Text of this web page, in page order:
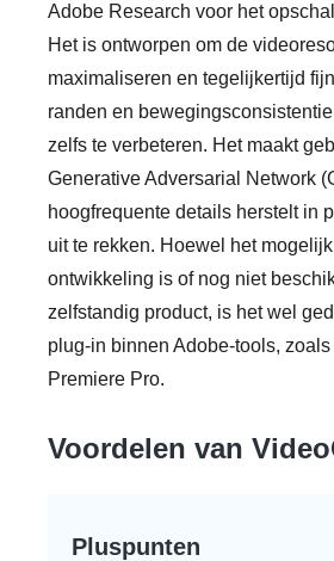
Adobe Research voor het
Het is ontworpen om de
maximaliseren en tegelijkertijd
randen en
zelfs te verbeteren. Het maakt
Generative Adversarial Network
hoogfrequente details herstelt in
uit te rekken. Hoewel het
ontwikkeling is of nog niet
zelfstandig product, is het wel
plug-in binnen Adobe-tools, zoals
Premiere Pro.
Voordelen van
Pluspunten